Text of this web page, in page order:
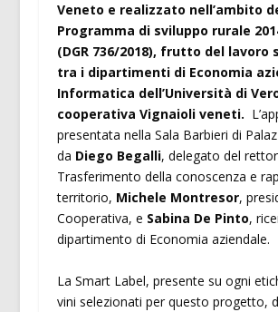
Veneto e realizzato nell’ambito
Programma di sviluppo rurale
(DGR 736/2018), frutto del lavoro
tra i dipartimenti di Economia
Informatica dell’Università di
cooperativa Vignaioli veneti.
presentata nella Sala Barbieri di
da Diego Begalli, delegato del
Trasferimento della conoscenza e
territorio, Michele Montresor,
Cooperativa, e Sabina De Pinto,
dipartimento di Economia aziendale.
La Smart Label, presente su ogni
vini selezionati per questo progetto,